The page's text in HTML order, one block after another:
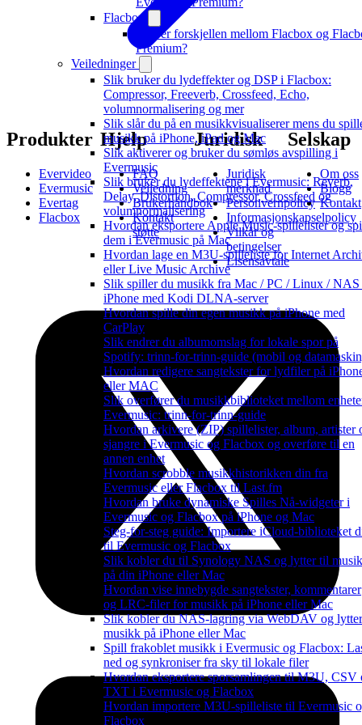
Flacbox
Hva er forskjellen mellom Flacbox og
Premium?
Veiledninger
Slik bruker du lydeffekter og DSP i Flacbox:
Compressor, Freeverb, Crossfeed, Echo,
volumnormalisering og mer
Slik slår du på en musikkvisualiserer mens du
musikk på iPhone, iPad og Mac
Slik aktiverer og bruker du sømløs avspilling i
Evermusic
Slik bruker du lydeffektene i Evermusic: Reverb,
Delay, Distortion, Compressor, Crossfeed og
volumnormalisering
Hvordan eksportere Apple Music-spillelister og
dem i Evermusic på Mac
Hvordan lage en M3U-spilleliste for Internet
eller Live Music Archive
Slik spiller du musikk fra Mac / PC / Linux / NAS
iPhone med Kodi DLNA-server
Hvordan spille din egen musikk på iPhone med
CarPlay
Slik endrer du albumomslag for lokale spor på
Spotify: trinn-for-trinn-guide (mobil og
Hvordan redigere sangtekster for lydfiler på
eller MAC
Slik overfører du musikkbiblioteket mellom
Evermusic: trinn-for-trinn-guide
Hvordan arkivere (ZIP) spillelister, album, artister
sjangre i Evermusic og Flacbox og overføre til en
annen enhet
Hvordan scrobble musikkhistorikken din fra
Evermusic eller Flacbox til Last.fm
Hvordan bruke dynamiske Spilles Nå-widgeter i
Evermusic og Flacbox på iPhone og Mac
Steg-for-steg guide: Importere iCloud-biblioteket
til Evermusic og Flacbox
Slik kobler du til Synology NAS og lytter til
på din iPhone eller Mac
Hvordan vise innebygde sangtekster, kommentarer
og LRC-filer for musikk på iPhone eller Mac
Slik kobler du NAS-lagring via WebDAV og
musikk på iPhone eller Mac
Spill frakoblet musikk i Evermusic og Flacbox:
ned og synkroniser fra sky til lokale filer
Hvordan eksportere sporsamlingen til M3U, CSV
TXT i Evermusic og Flacbox
Hvordan importere M3U-spilleliste til Evermusic
Flacbox
Produkter
Evervideo
Evermusic
Evertag
Flacbox
Hjelp
FAQ
Veiledning
Brukerhåndbok
Kontakt
støtte
Juridisk
Juridisk
merknad
Personvernpolicy
Informasjonskapselpolicy
Vilkår og
betingelser
Lisensavtale
Selskap
Om oss
Blogg
Kontakt